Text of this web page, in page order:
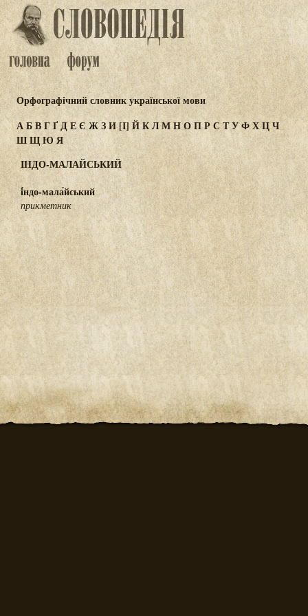
Орфографічний словник української мови
АБВГҐДЕЄ ЖЗИ[І] ЙКЛМНОПР СТУФХЦЧ
ШЩЮЯ
ІНДО-МАЛАЙСЬКИЙ
і́ндо-мала́йський
прикметник